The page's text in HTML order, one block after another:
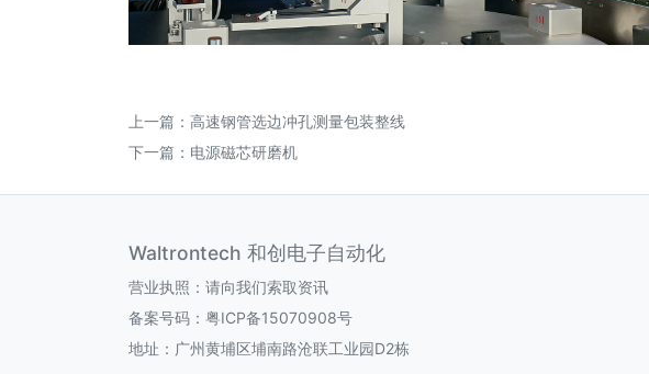
上一篇： 高速钢管选边冲孔测量包装整线
下一篇： 电源磁芯研磨机
Waltrontech 和创电子自动化
营业执照：请向我们索取资讯
备案号码： 粤ICP备15070908号
地址：广州黄埔区埔南路沧联工业园D2栋